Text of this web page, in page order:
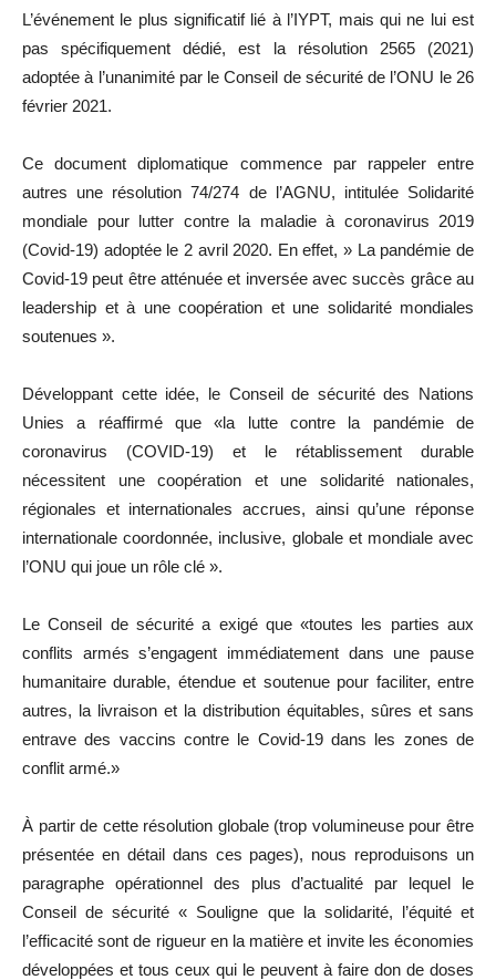
L’événement le plus significatif lié à l’IYPT, mais qui ne lui est
pas spécifiquement dédié, est la résolution 2565 (2021)
adoptée à l’unanimité par le Conseil de sécurité de l’ONU le 26
février 2021.
Ce document diplomatique commence par rappeler entre
autres une résolution 74/274 de l’AGNU, intitulée Solidarité
mondiale pour lutter contre la maladie à coronavirus 2019
(Covid-19) adoptée le 2 avril 2020. En effet, » La pandémie de
Covid-19 peut être atténuée et inversée avec succès grâce au
leadership et à une coopération et une solidarité mondiales
soutenues ».
Développant cette idée, le Conseil de sécurité des Nations
Unies a réaffirmé que «la lutte contre la pandémie de
coronavirus (COVID-19) et le rétablissement durable
nécessitent une coopération et une solidarité nationales,
régionales et internationales accrues, ainsi qu’une réponse
internationale coordonnée, inclusive, globale et mondiale avec
l’ONU qui joue un rôle clé ».
Le Conseil de sécurité a exigé que «toutes les parties aux
conflits armés s’engagent immédiatement dans une pause
humanitaire durable, étendue et soutenue pour faciliter, entre
autres, la livraison et la distribution équitables, sûres et sans
entrave des vaccins contre le Covid-19 dans les zones de
conflit armé.»
À partir de cette résolution globale (trop volumineuse pour être
présentée en détail dans ces pages), nous reproduisons un
paragraphe opérationnel des plus d’actualité par lequel le
Conseil de sécurité « Souligne que la solidarité, l’équité et
l’efficacité sont de rigueur en la matière et invite les économies
développées et tous ceux qui le peuvent à faire don de doses